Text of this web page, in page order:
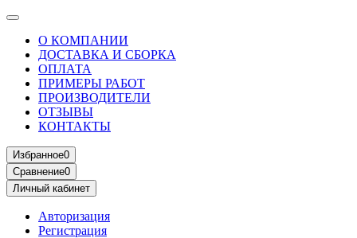
О КОМПАНИИ
ДОСТАВКА И СБОРКА
ОПЛАТА
ПРИМЕРЫ РАБОТ
ПРОИЗВОДИТЕЛИ
ОТЗЫВЫ
КОНТАКТЫ
Избранное0
Сравнение0
Личный кабинет
Авторизация
Регистрация